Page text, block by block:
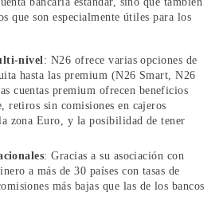
que son especialmente útiles para los
nivel: N26 ofrece varias opciones de
hasta las premium (N26 Smart, N26
cuentas premium ofrecen beneficios
retiros sin comisiones en cajeros
zona Euro, y la posibilidad de tener
: Gracias a su asociación con
a más de 30 países con tasas de
más bajas que las de los bancos